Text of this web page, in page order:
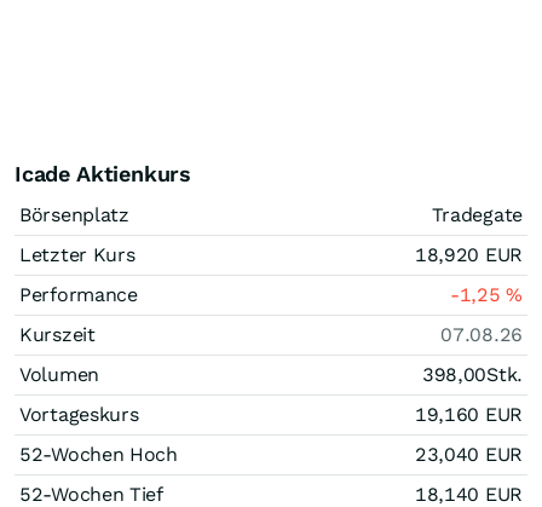
Icade Aktienkurs
Börsenplatz
Tradegate
Letzter Kurs
18,920 EUR
Performance
-1,25%
Kurszeit
07.08.26
Volumen
398,00Stk.
Vortageskurs
19,160 EUR
52-Wochen Hoch
23,040 EUR
52-Wochen Tief
18,140 EUR